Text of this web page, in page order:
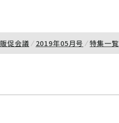
販促会議 2019年05月号 特集一覧